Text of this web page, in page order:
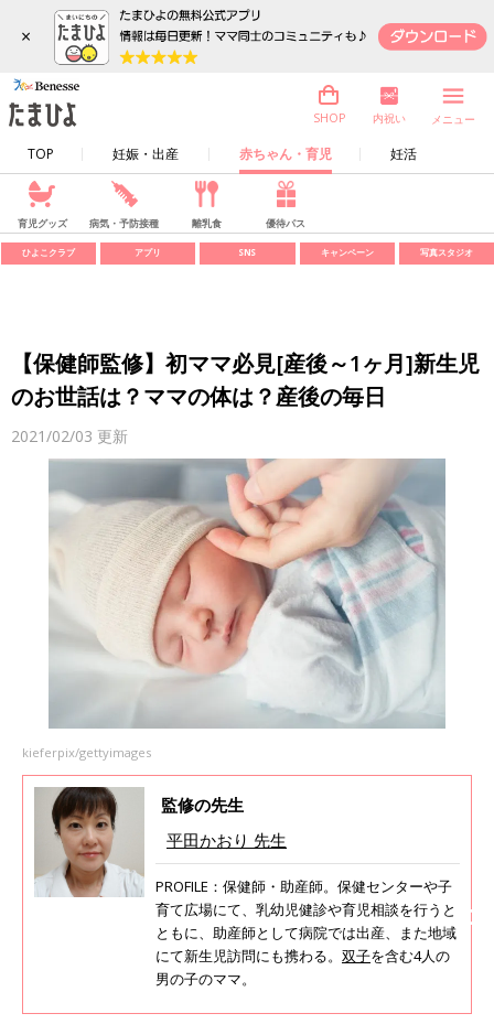
×
TOP 妊娠・出産 赤ちゃん・育児 妊活
SHOP 内祝い メニュー
育児グッズ 病気・予防接種 離乳食 優待パス
ひよこクラブ アプリ SNS キャンペーン 写真スタジオ
【保健師監修】初ママ必見[産後～1ヶ月]新生児
のお世話は？ママの体は？産後の毎日
2021/02/03 更新
kieferpix/gettyimages
監修の先生
平田かおり 先生
PROFILE：保健師・助産師。保健センターや子
育て広場にて、乳幼児健診や育児相談を行うと
ともに、助産師として病院では出産、また地域
にて新生児訪問にも携わる。 双子を含む4人の
男の子のママ。